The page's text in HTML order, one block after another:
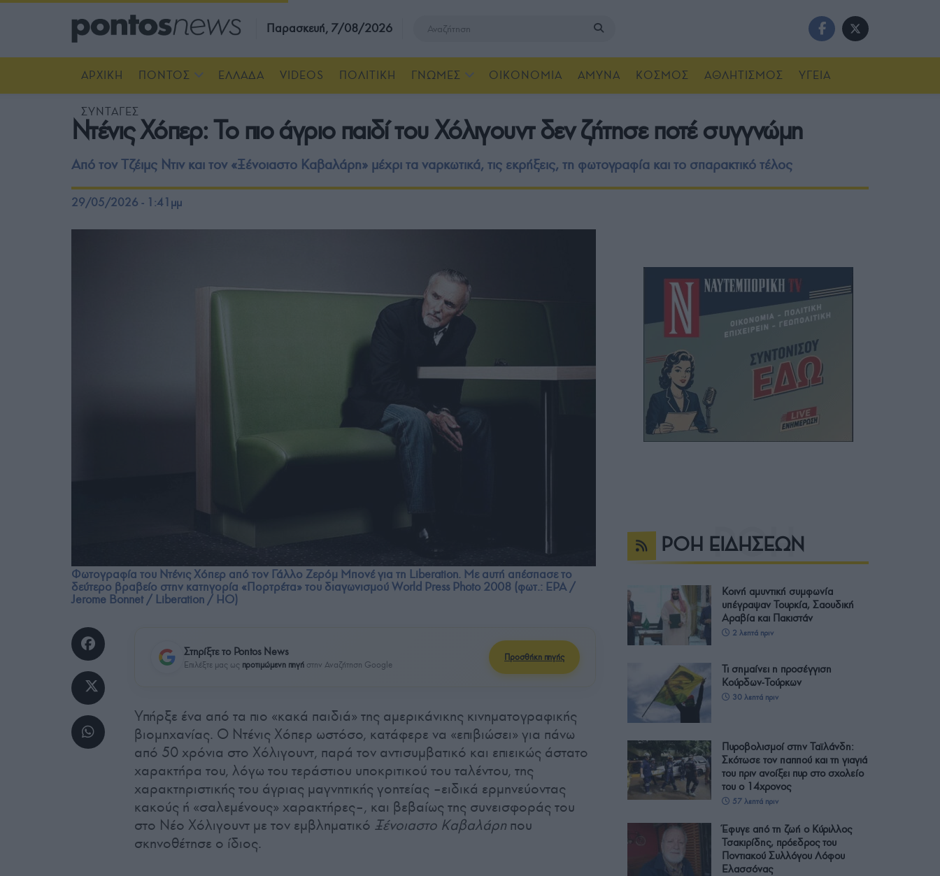
Παρασκευή, 7/08/2026
ΑΡΧΙΚΗ ΠΟΝΤΟΣ ΕΛΛΑΔΑ VIDEOS ΠΟΛΙΤΙΚΗ ΓΝΩΜΕΣ ΟΙΚΟΝΟΜΙΑ ΑΜΥΝΑ ΚΟΣΜΟΣ ΑΘΛΗΤΙΣΜΟΣ ΥΓΕΙΑ
ΣΥΝΤΑΓΕΣ
Ντένις Χόπερ: Το πιο άγριο παιδί του Χόλιγουντ δεν ζήτησε ποτέ συγγνώμη
Από τον Τζέιμς Ντιν και τον «Ξένοιαστο Καβαλάρη» μέχρι τα ναρκωτικά, τις εκρήξεις, τη φωτογραφία και το σπαρακτικό τέλος
29/05/2026 - 1:41μμ
Φωτογραφία του Ντένις Χόπερ από τον Γάλλο Ζερόμ Μπονέ για τη Liberation. Με αυτή απέσπασε το
δεύτερο βραβείο στην κατηγορία «Πορτρέτα» του διαγωνισμού World Press Photo 2008 (φωτ.: EPA /
Jerome Bonnet / Liberation / HO)
Στηρίξτε το Pontos News
Επιλέξτε μας ως προτιμώμενη πηγή στην Αναζήτηση Google
Προσθήκη πηγής
Υπήρξε ένα από τα πιο «κακά παιδιά» της αμερικάνικης κινηματογραφικής
βιομηχανίας. Ο Ντένις Χόπερ ωστόσο, κατάφερε να «επιβιώσει» για πάνω
από 50 χρόνια στο Χόλιγουντ, παρά τον αντισυμβατικό και επιεικώς άστατο
χαρακτήρα του, λόγω του τεράστιου υποκριτικού του ταλέντου, της
χαρακτηριστικής του άγριας μαγνητικής γοητείας –ειδικά ερμηνεύοντας
κακούς ή «σαλεμένους» χαρακτήρες–, και βεβαίως της συνεισφοράς του
στο Νέο Χόλιγουντ με τον εμβληματικό Ξένοιαστο Καβαλάρη που
σκηνοθέτησε ο ίδιος.
ΡΟΗ ΕΙΔΗΣΕΩΝ
Κοινή αμυντική συμφωνία
υπέγραψαν Τουρκία, Σαουδική
Αραβία και Πακιστάν
2 λεπτά πριν
Τι σημαίνει η προσέγγιση
Κούρδων-Τούρκων
30 λεπτά πριν
Πυροβολισμοί στην Ταϊλάνδη:
Σκότωσε τον παππού και τη γιαγιά
του πριν ανοίξει πυρ στο σχολείο
του ο 14χρονος
57 λεπτά πριν
Έφυγε από τη ζωή ο Κύριλλος
Τσακιρίδης, πρόεδρος του
Ποντιακού Συλλόγου Λόφου
Ελασσόνας